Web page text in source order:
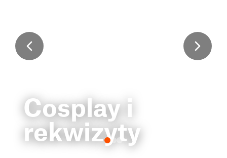
Cosplay i
rekwizyty